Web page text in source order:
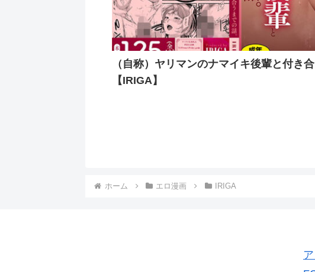
（自称）ヤリマンのナマイキ後輩と付き合
【IRIGA】
ホーム エロ漫画 IRIGA